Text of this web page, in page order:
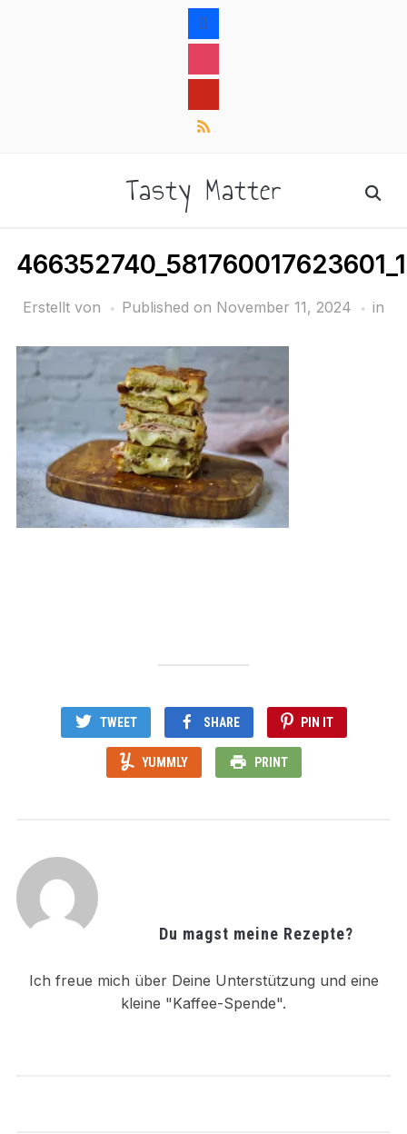
rss
Tasty Matter
Erstellt von Published on November 11, 2024 in
TWEET SHARE PIN IT
YUMMLY PRINT
Du magst meine Rezepte?
Ich freue mich über Deine Unterstützung und eine
kleine "Kaffee-Spende".